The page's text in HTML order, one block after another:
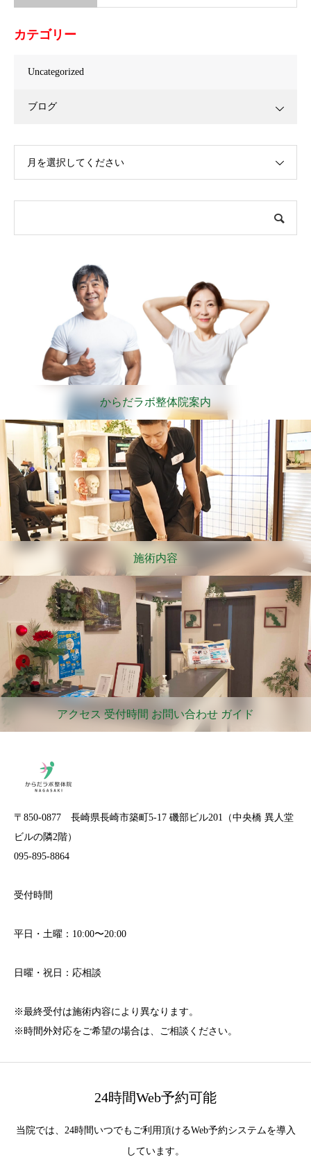
カテゴリー
Uncategorized
ブログ
月を選択してください
からだラボ整体院案内
施術内容
アクセス 受付時間 お問い合わせ ガイド
〒850-0877 長崎県長崎市築町5-17 磯部ビル201（中央橋 異人堂
ビルの隣2階）
095-895-8864
受付時間
平日・土曜：10:00〜20:00
日曜・祝日：応相談
※最終受付は施術内容により異なります。
※時間外対応をご希望の場合は、ご相談ください。
24時間Web予約可能
当院では、24時間いつでもご利用頂けるWeb予約システムを導入
しています。